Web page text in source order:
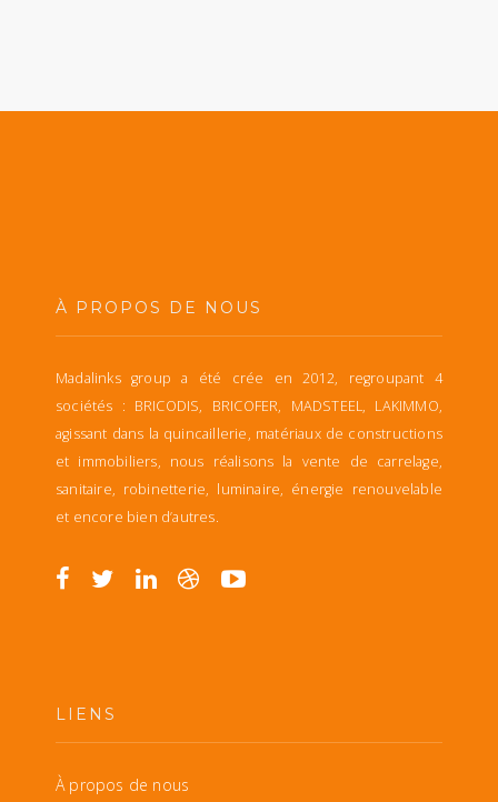
À PROPOS DE NOUS
Madalinks group a été crée en 2012, regroupant 4
sociétés : BRICODIS, BRICOFER, MADSTEEL, LAKIMMO,
agissant dans la quincaillerie, matériaux de constructions
et immobiliers, nous réalisons la vente de carrelage,
sanitaire, robinetterie, luminaire, énergie renouvelable
et encore bien d’autres.
LIENS
À propos de nous